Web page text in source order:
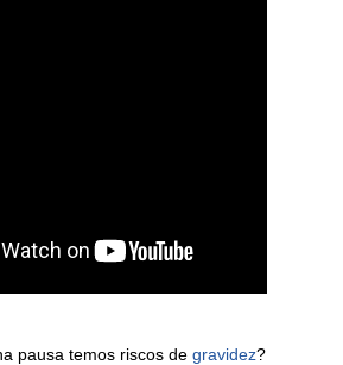
pausa temos riscos de gravidez?